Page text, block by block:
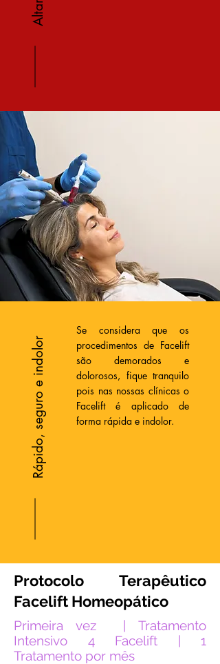
Rápido, seguro e indolor
Se considera que os
procedimentos de Facelift
são demorados e
dolorosos, fique tranquilo
pois nas nossas clínicas o
Facelift é aplicado de
forma rápida e indolor.
Protocolo Terapêutico
Facelift Homeopático
Primeira vez | Tratamento
Intensivo 4 Facelift | 1
Tratamento por mês